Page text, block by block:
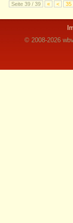
Seite 39 / 39 « < 35
© 2008-2026